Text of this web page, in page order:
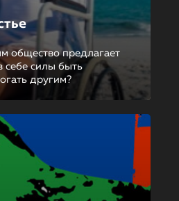
общество предлагает
себе силы быть
другим?